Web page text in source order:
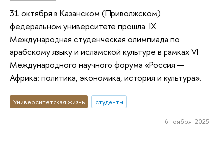
31 октября в Казанском (Приволжском)
федеральном университете прошла IX
Международная студенческая олимпиада по
арабскому языку и исламской культуре в рамках VI
Международного научного форума «Россия —
Африка: политика, экономика, история и культура».
Университетская жизнь студенты
6 ноября 2025